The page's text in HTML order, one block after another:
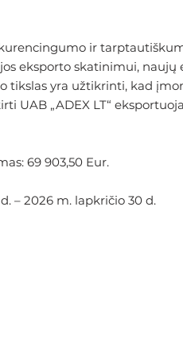
ir
eksporto skatinimui,
yra užtikrinti, kad
UAB „ADEX LT“
69 903,50 Eur.
– 2026 m. lapkričio 30 d.